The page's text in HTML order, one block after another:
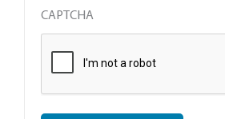
CAPTCHA